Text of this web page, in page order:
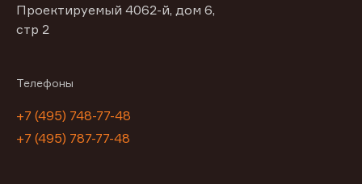
Проектируемый 4062-й, дом 6,
стр 2
Телефоны
+7 (495) 748-77-48
+7 (495) 787-77-48